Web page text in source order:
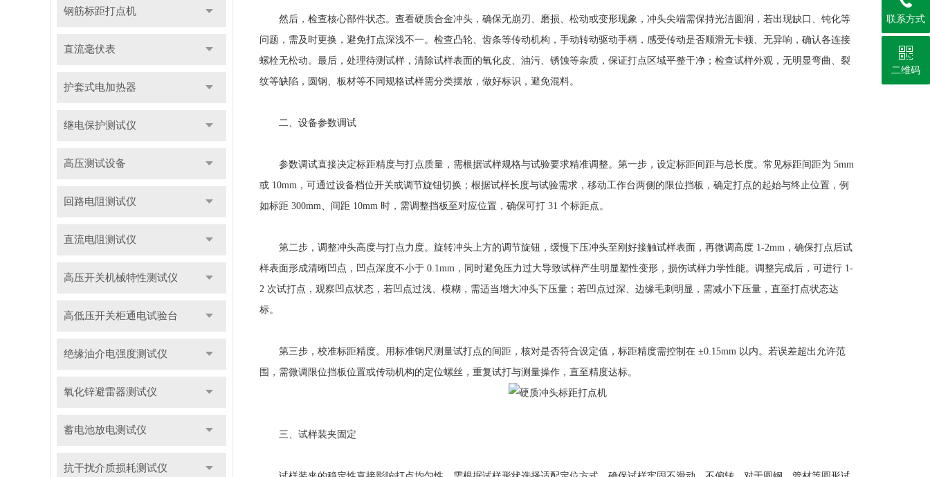
钢筋标距打点机
直流毫伏表
护套式电加热器
继电保护测试仪
高压测试设备
回路电阻测试仪
直流电阻测试仪
高压开关机械特性测试仪
高低压开关柜通电试验台
绝缘油介电强度测试仪
氧化锌避雷器测试仪
蓄电池放电测试仪
抗干扰介质损耗测试仪
然后，检查核心部件状态。查看硬质合金冲头，确保无崩刃、磨损、松动或变形现象，冲头尖端需保持光洁圆润，若出现缺口、钝化等
问题，需及时更换，避免打点深浅不一。检查凸轮、齿条等传动机构，手动转动驱动手柄，感受传动是否顺滑无卡顿、无异响，确认各连接
螺栓无松动。最后，处理待测试样，清除试样表面的氧化皮、油污、锈蚀等杂质，保证打点区域平整干净；检查试样外观，无明显弯曲、裂
纹等缺陷，圆钢、板材等不同规格试样需分类摆放，做好标识，避免混料。
二、设备参数调试
参数调试直接决定标距精度与打点质量，需根据试样规格与试验要求精准调整。第一步，设定标距间距与总长度。常见标距间距为 5mm
或 10mm，可通过设备档位开关或调节旋钮切换；根据试样长度与试验需求，移动工作台两侧的限位挡板，确定打点的起始与终止位置，例
如标距 300mm、间距 10mm 时，需调整挡板至对应位置，确保可打 31 个标距点。
第二步，调整冲头高度与打点力度。旋转冲头上方的调节旋钮，缓慢下压冲头至刚好接触试样表面，再微调高度 1-2mm，确保打点后试
样表面形成清晰凹点，凹点深度不小于 0.1mm，同时避免压力过大导致试样产生明显塑性变形，损伤试样力学性能。调整完成后，可进行 1-
2 次试打点，观察凹点状态，若凹点过浅、模糊，需适当增大冲头下压量；若凹点过深、边缘毛刺明显，需减小下压量，直至打点状态达
标。
第三步，校准标距精度。用标准钢尺测量试打点的间距，核对是否符合设定值，标距精度需控制在 ±0.15mm 以内。若误差超出允许范
围，需微调限位挡板位置或传动机构的定位螺丝，重复试打与测量操作，直至精度达标。
三、试样装夹固定
联系方式
二维码